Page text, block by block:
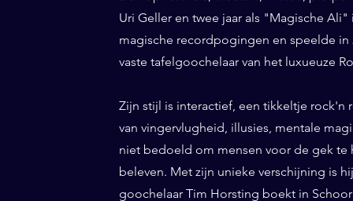
Uri Geller en twee jaar als "Magische
magische recordpogingen en speelde in
vaste tafelgoochelaar van het luxueuze
Zijn stijl is interactief, een tikkeltje rock'n
van vingervlugheid, illusies, mentale
niet bedoeld om mensen voor de gek te
beleven. Met zijn unieke verschijning is
goochelaar Tim Horsting boekt in